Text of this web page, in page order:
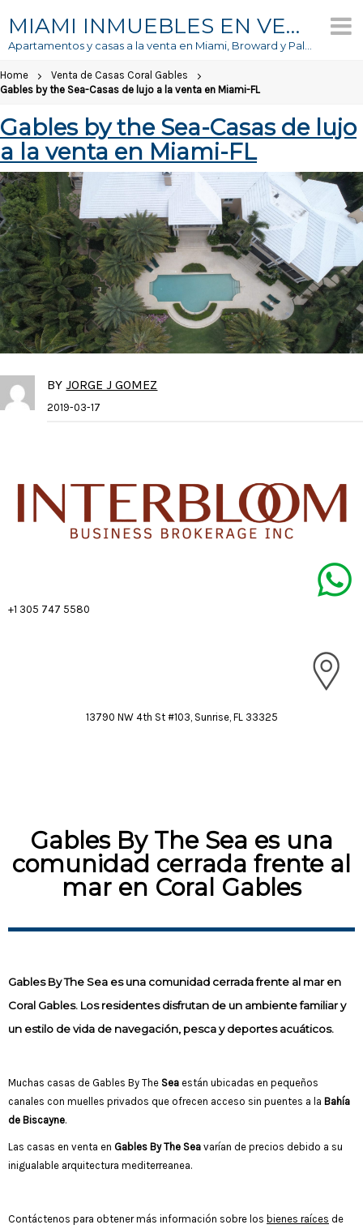
MIAMI INMUEBLES EN VENTA
Home
Venta de Casas Coral Gables
Gables by the Sea-Casas de lujo a la venta en Miami-FL
Gables by the Sea-Casas de lujo
a la venta en Miami-FL
BY JORGE J GOMEZ
2019-03-17
+1 305 747 5580
13790 NW 4th St #103, Sunrise, FL 33325
Gables By The Sea es una
comunidad cerrada frente al
mar en Coral Gables
Gables By The Sea es una comunidad cerrada frente al mar en
Coral Gables. Los residentes disfrutan de un ambiente familiar y
un estilo de vida de navegación, pesca y deportes acuáticos.
Muchas casas de Gables By The Sea están ubicadas en pequeños
canales con muelles privados que ofrecen acceso sin puentes a la Bahía
de Biscayne.
Las casas en venta en Gables By The Sea varían de precios debido a su
inigualable arquitectura mediterreanea.
Contáctenos para obtener más información sobre los bienes raíces de